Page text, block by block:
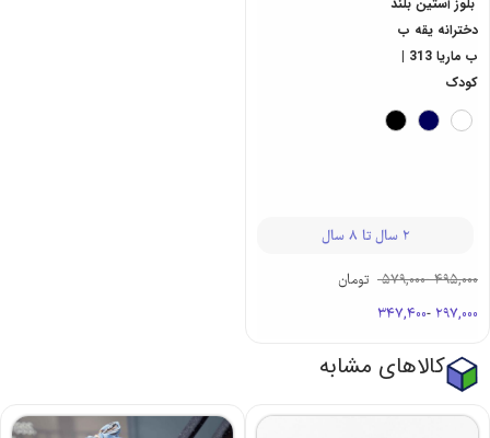
دخترانه یقه ب
ب ماریا 313 |
کودک
2 سال تا 8 سال
495,000
-
579,000
297,000
-
347,400
تومان
کالاهای مشابه